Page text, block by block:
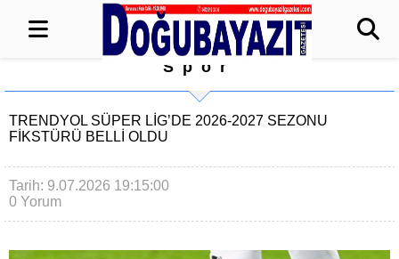
Spor
TRENDYOL SÜPER LIG’DE 2026-2027 SEZONU
FIKSTÜRÜ BELLI OLDU
Tarih: 9.07.2026 19:15:00
0 Yorum